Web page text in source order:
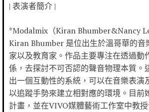
| 表演者簡介 |
*Modalmix（Kiran Bhumber&Nancy
Kiran Bhumber 是位出生於溫哥華的音
家以及教育家。作品主要專注在透過動
係，去探討不可否認的聲音物理本質。
出一個互動性的系統，可以在音樂表演
以追蹤手勢來建立相對應的環境。目前
計畫，並在VIVO媒體藝術工作室中教